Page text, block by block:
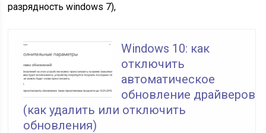
разрядность windows 7),
Windows 10: как
отключить
автоматическое
обновление драйверов
(как удалить или отключить
обновления)